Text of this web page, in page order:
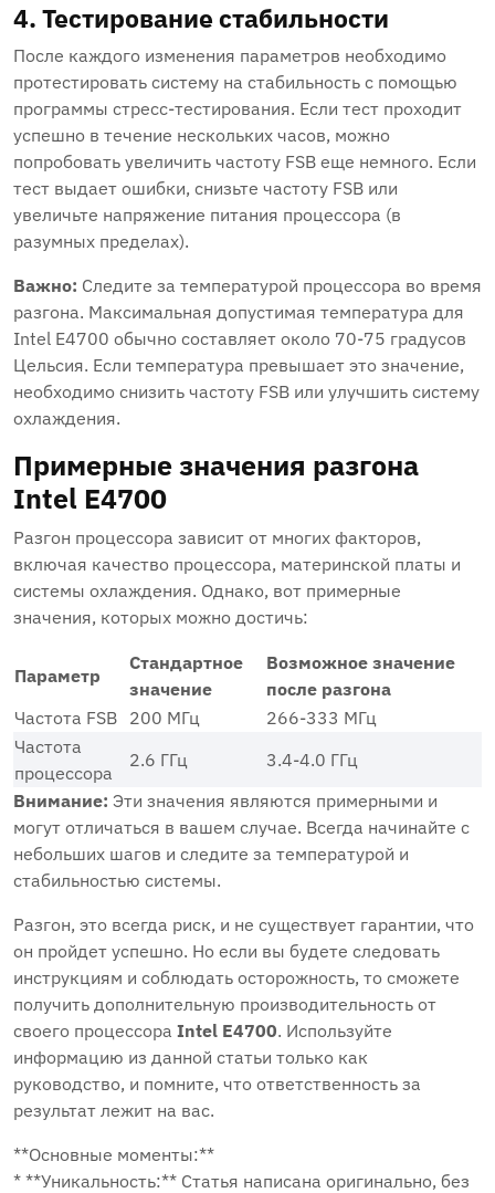
4. Тестирование стабильности
После каждого изменения параметров необходимо
протестировать систему на стабильность с помощью
программы стресс-тестирования. Если тест проходит
успешно в течение нескольких часов, можно
попробовать увеличить частоту FSB еще немного. Если
тест выдает ошибки, снизьте частоту FSB или
увеличьте напряжение питания процессора (в
разумных пределах).
Важно: Следите за температурой процессора во время
разгона. Максимальная допустимая температура для
Intel E4700 обычно составляет около 70-75 градусов
Цельсия. Если температура превышает это значение,
необходимо снизить частоту FSB или улучшить систему
охлаждения.
Примерные значения разгона
Intel E4700
Разгон процессора зависит от многих факторов,
включая качество процессора, материнской платы и
системы охлаждения. Однако, вот примерные
значения, которых можно достичь:
Параметр
Стандартное
значение
Возможное значение
после разгона
Частота FSB 200 МГц
266-333 МГц
Частота
процессора
2.6 ГГц
3.4-4.0 ГГц
Внимание: Эти значения являются примерными и
могут отличаться в вашем случае. Всегда начинайте с
небольших шагов и следите за температурой и
стабильностью системы.
Разгон, это всегда риск, и не существует гарантии, что
он пройдет успешно. Но если вы будете следовать
инструкциям и соблюдать осторожность, то сможете
получить дополнительную производительность от
своего процессора Intel E4700. Используйте
информацию из данной статьи только как
руководство, и помните, что ответственность за
результат лежит на вас.
**Основные моменты:**
* **Уникальность:** Статья написана оригинально, без